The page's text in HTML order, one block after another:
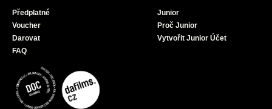
Předplatné
Voucher
Darovat
FAQ
Junior
Proč Junior
Vytvořit Junior Účet